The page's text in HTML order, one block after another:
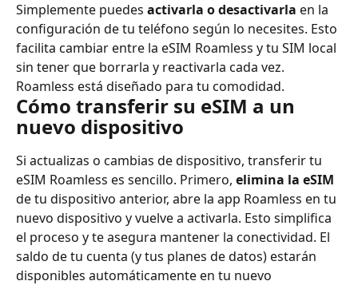
Simplemente puedes activarla o desactivarla en la
configuración de tu teléfono según lo necesites. Esto
facilita cambiar entre la eSIM Roamless y tu SIM local
sin tener que borrarla y reactivarla cada vez.
Roamless está diseñado para tu comodidad.
Cómo transferir su eSIM a un
nuevo dispositivo
Si actualizas o cambias de dispositivo, transferir tu
eSIM Roamless es sencillo. Primero, elimina la eSIM
de tu dispositivo anterior, abre la app Roamless en tu
nuevo dispositivo y vuelve a activarla. Esto simplifica
el proceso y te asegura mantener la conectividad. El
saldo de tu cuenta (y tus planes de datos) estarán
disponibles automáticamente en tu nuevo